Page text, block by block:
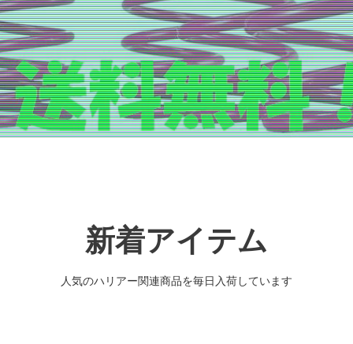
新着アイテム
人気のハリアー関連商品を毎日入荷しています